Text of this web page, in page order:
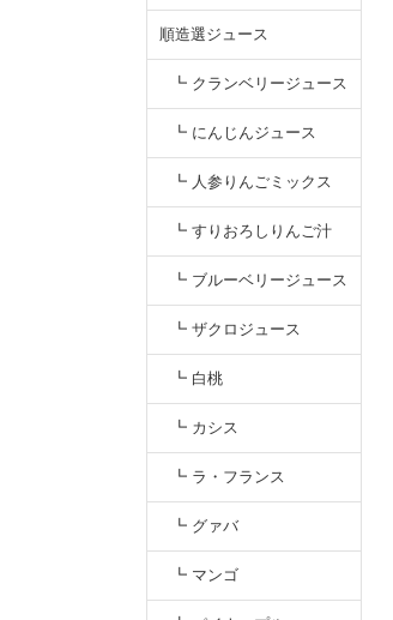
順造選ジュース
┗ クランベリージュース
┗ にんじんジュース
┗ 人参りんごミックス
┗ すりおろしりんご汁
┗ ブルーベリージュース
┗ ザクロジュース
┗ 白桃
┗ カシス
┗ ラ・フランス
┗ グァバ
┗ マンゴ